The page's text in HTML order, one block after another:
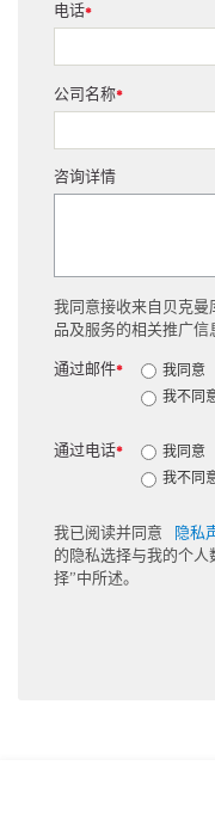
*
电话
*
公司名称
咨询详情
我同意接收来自贝克
品及服务的相关推广信
*
通过邮件
我同意
我不同
*
通过电话
我同意
我不同
我已阅读并同意 隐私
的隐私选择与我的个人
择”中所述。